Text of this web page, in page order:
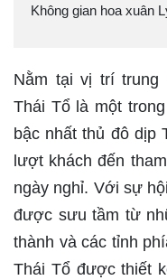
Không gian hoa xuân
Nằm tại vị trí trung
Thái Tổ là một
bậc nhất thủ đô dịp
lượt khách đến
ngày nghỉ. Với sự
được sưu tầm từ
thành và các tỉnh
Thái Tổ được thiết